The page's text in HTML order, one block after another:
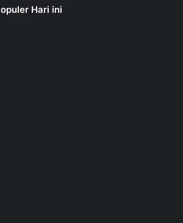
Hari ini